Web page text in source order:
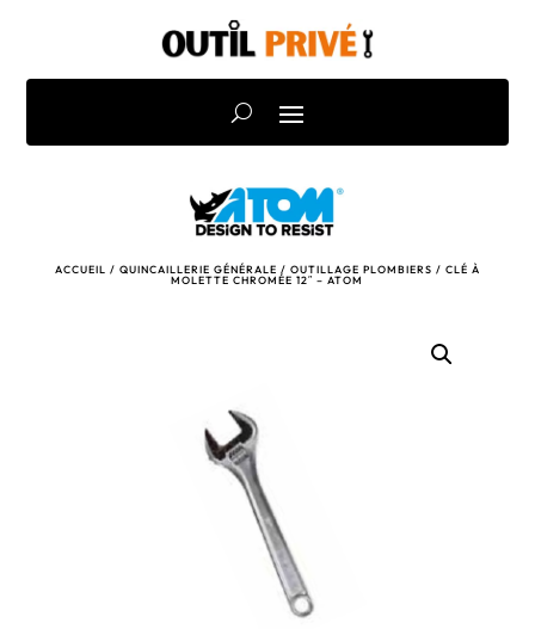
ACCUEIL / QUINCAILLERIE GÉNÉRALE / OUTILLAGE PLOMBIERS / CLÉ À
MOLETTE CHROMÉE 12″ – ATOM